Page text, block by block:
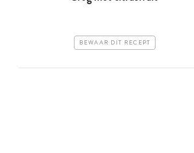
BEWAAR DIT RECEPT